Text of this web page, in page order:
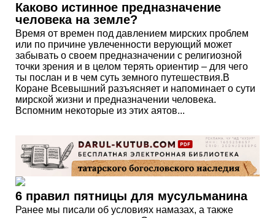
Каково истинное предназначение
человека на земле?
Время от времен под давлением мирских проблем
или по причине увлеченности верующий может
забывать о своем предназначении с религиозной
точки зрения и в целом терять ориентир – для чего
ты послан и в чем суть земного путешествия.В
Коране Всевышний разъясняет и напоминает о сути
мирской жизни и предназначении человека.
Вспомним некоторые из этих аятов...
6 правил пятницы для мусульманина
Ранее мы писали об условиях намазах, а также